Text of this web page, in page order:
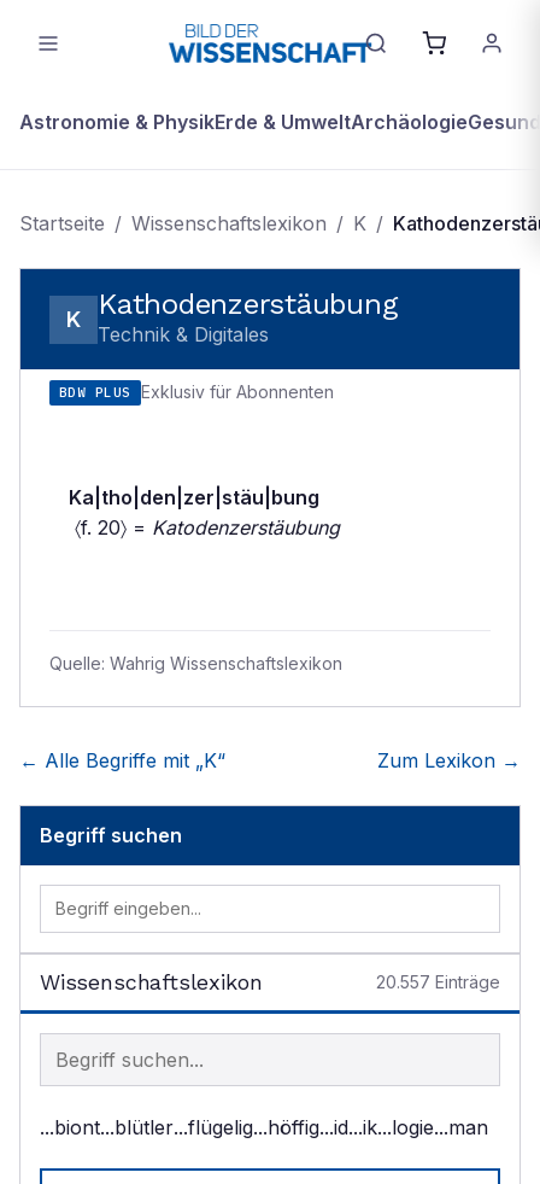
Astronomie & PhysikErde & UmweltArchäologie
Startseite / Wissenschaftslexikon / K /
K Kathodenzerstäubung
Technik & Digitales
BDW PLUS Exklusiv für Abonnenten
Ka|tho|den|zer|stäu|bung
〈f. 20〉 = Katodenzerstäubung
Quelle: Wahrig Wissenschaftslexikon
← Alle Begriffe mit „K“ Zum Lexikon →
Begriff suchen
Wissenschaftslexikon 20.557 Einträge
Begriff im Lexikon suchen
...biont...blütler...flügelig...höffig...id...ik...logie...man